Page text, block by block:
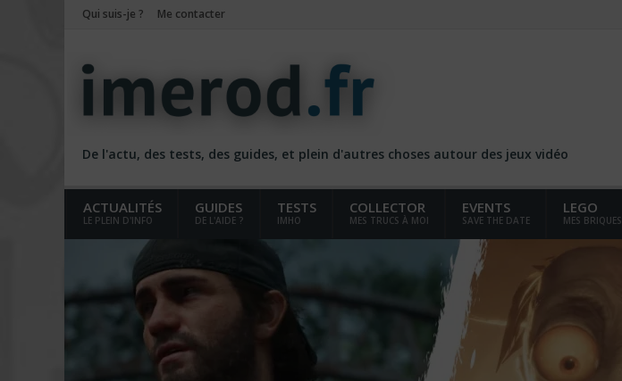
Qui suis-je ? Me contacter
De l'actu, des tests, des guides, et plein d'autres choses autour des jeux vidéo
ACTUALITÉS
LE PLEIN D'INFO
GUIDES
DE L'AIDE ?
TESTS
IMHO
COLLECTOR
MES TRUCS À MOI
EVENTS
SAVE THE DATE
LEGO
MES BRIQUES